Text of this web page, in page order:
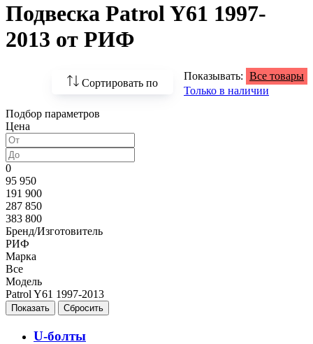
Подвеска Patrol Y61 1997-
2013 от РИФ
Сортировать по
По возрастанию
По популярности
Показывать: Все товары
Только в наличии
Подбор параметров
Цена
0
95 950
191 900
287 850
383 800
Бренд/Изготовитель
РИФ
Марка
Все
Модель
Patrol Y61 1997-2013
U-болты